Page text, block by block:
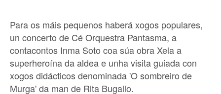
Para os máis pequenos haberá xogos populares,
un concerto de Cé Orquestra Pantasma, a
contacontos Inma Soto coa súa obra Xela a
superheroína da aldea e unha visita guiada con
xogos didácticos denominada 'O sombreiro de
Murga' da man de Rita Bugallo.